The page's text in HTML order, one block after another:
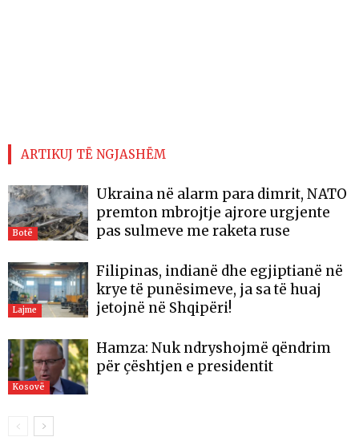
ARTIKUJ TË NGJASHËM
Botë
Ukraina në alarm para dimrit, NATO
premton mbrojtje ajrore urgjente
pas sulmeve me raketa ruse
Lajme
Filipinas, indianë dhe egjiptianë në
krye të punësimeve, ja sa të huaj
jetojnë në Shqipëri!
Kosovë
Hamza: Nuk ndryshojmë qëndrim
për çështjen e presidentit